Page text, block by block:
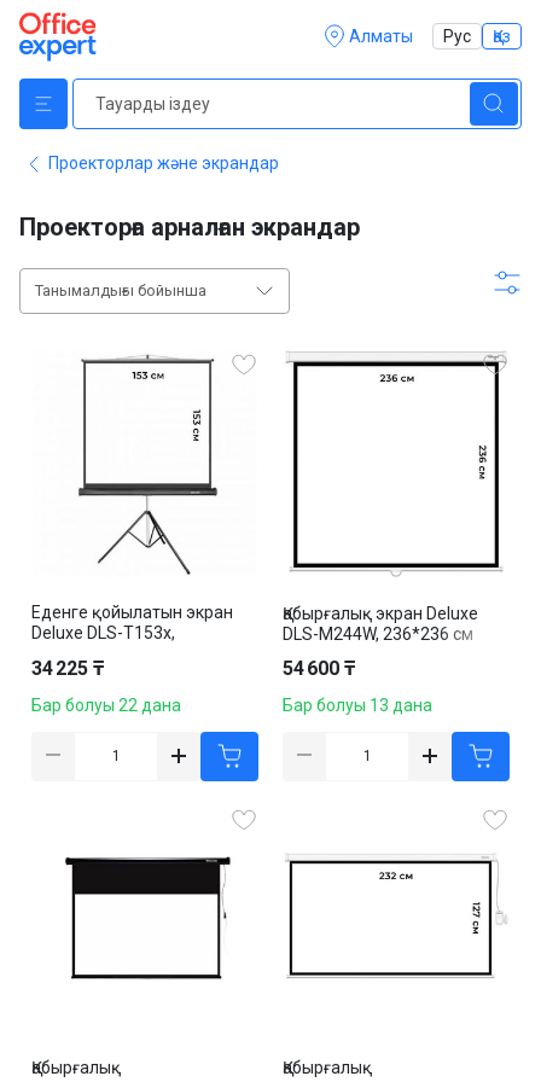
Алматы Рус Қаз
Проекторлар және экрандар
Проекторға арналған экрандар
Танымалдығы бойынша
Еденге қойылатын экран
Deluxe DLS-T153x,
34 225 ₸
Бар болуы 22 дана
Қабырғалық экран Deluxe
DLS-M244W, 236*236 см
54 600 ₸
Бар болуы 13 дана
Қабырғалық
Қабырғалық